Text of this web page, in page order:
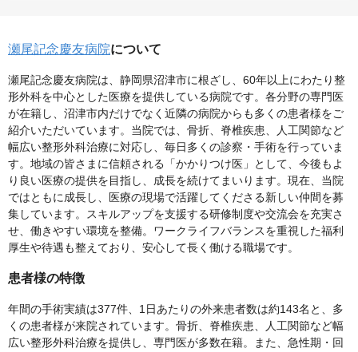
瀬尾記念慶友病院について
瀬尾記念慶友病院は、静岡県沼津市に根ざし、60年以上にわたり整
形外科を中心とした医療を提供している病院です。各分野の専門医
が在籍し、沼津市内だけでなく近隣の病院からも多くの患者様をご
紹介いただいています。当院では、骨折、脊椎疾患、人工関節など
幅広い整形外科治療に対応し、毎日多くの診察・手術を行っていま
す。地域の皆さまに信頼される「かかりつけ医」として、今後もよ
り良い医療の提供を目指し、成長を続けてまいります。現在、当院
ではともに成長し、医療の現場で活躍してくださる新しい仲間を募
集しています。スキルアップを支援する研修制度や交流会を充実さ
せ、働きやすい環境を整備。ワークライフバランスを重視した福利
厚生や待遇も整えており、安心して長く働ける職場です。
患者様の特徴
年間の手術実績は377件、1日あたりの外来患者数は約143名と、多
くの患者様が来院されています。骨折、脊椎疾患、人工関節など幅
広い整形外科治療を提供し、専門医が多数在籍。また、急性期・回